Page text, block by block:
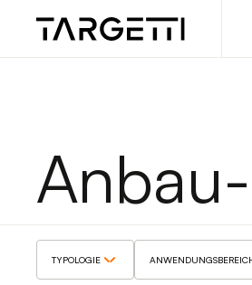
TYPOLOGIE